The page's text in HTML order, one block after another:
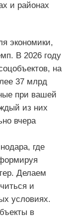
и районах
экономики,
В 2026 году
на
37 млрд
при вашей
из них
вчера
где
Делаем
и
условиях.
в